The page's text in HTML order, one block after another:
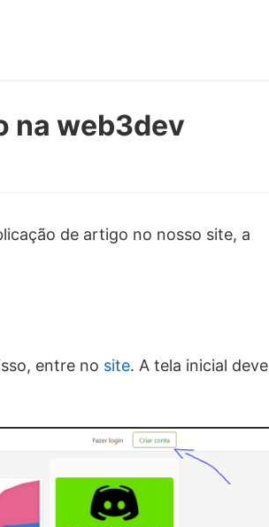
na web3dev
de artigo no nosso site, a
entre no site. A tela inicial deve